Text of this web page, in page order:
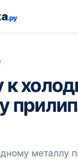
.ру
к
металлу